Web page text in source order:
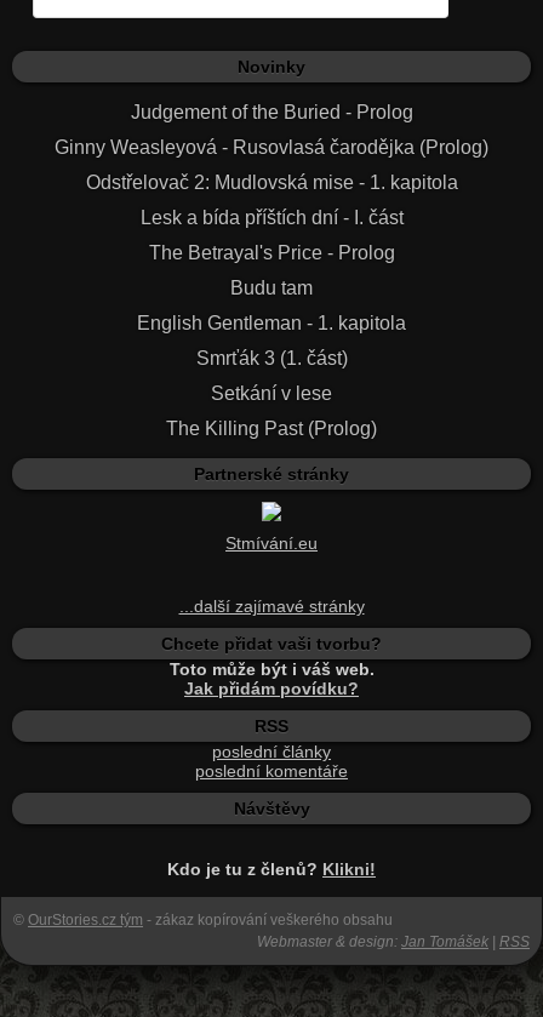
Novinky
Judgement of the Buried - Prolog
Ginny Weasleyová - Rusovlasá čarodějka (Prolog)
Odstřelovač 2: Mudlovská mise - 1. kapitola
Lesk a bída příštích dní - I. část
The Betrayal's Price - Prolog
Budu tam
English Gentleman - 1. kapitola
Smrťák 3 (1. část)
Setkání v lese
The Killing Past (Prolog)
Partnerské stránky
Stmívání.eu
...další zajímavé stránky
Chcete přidat vaši tvorbu?
Toto může být i váš web.
Jak přidám povídku?
RSS
poslední články
poslední komentáře
Návštěvy
Kdo je tu z členů? Klikni!
© OurStories.cz tým - zákaz kopírování veškerého obsahu
Webmaster & design: Jan Tomášek RSS